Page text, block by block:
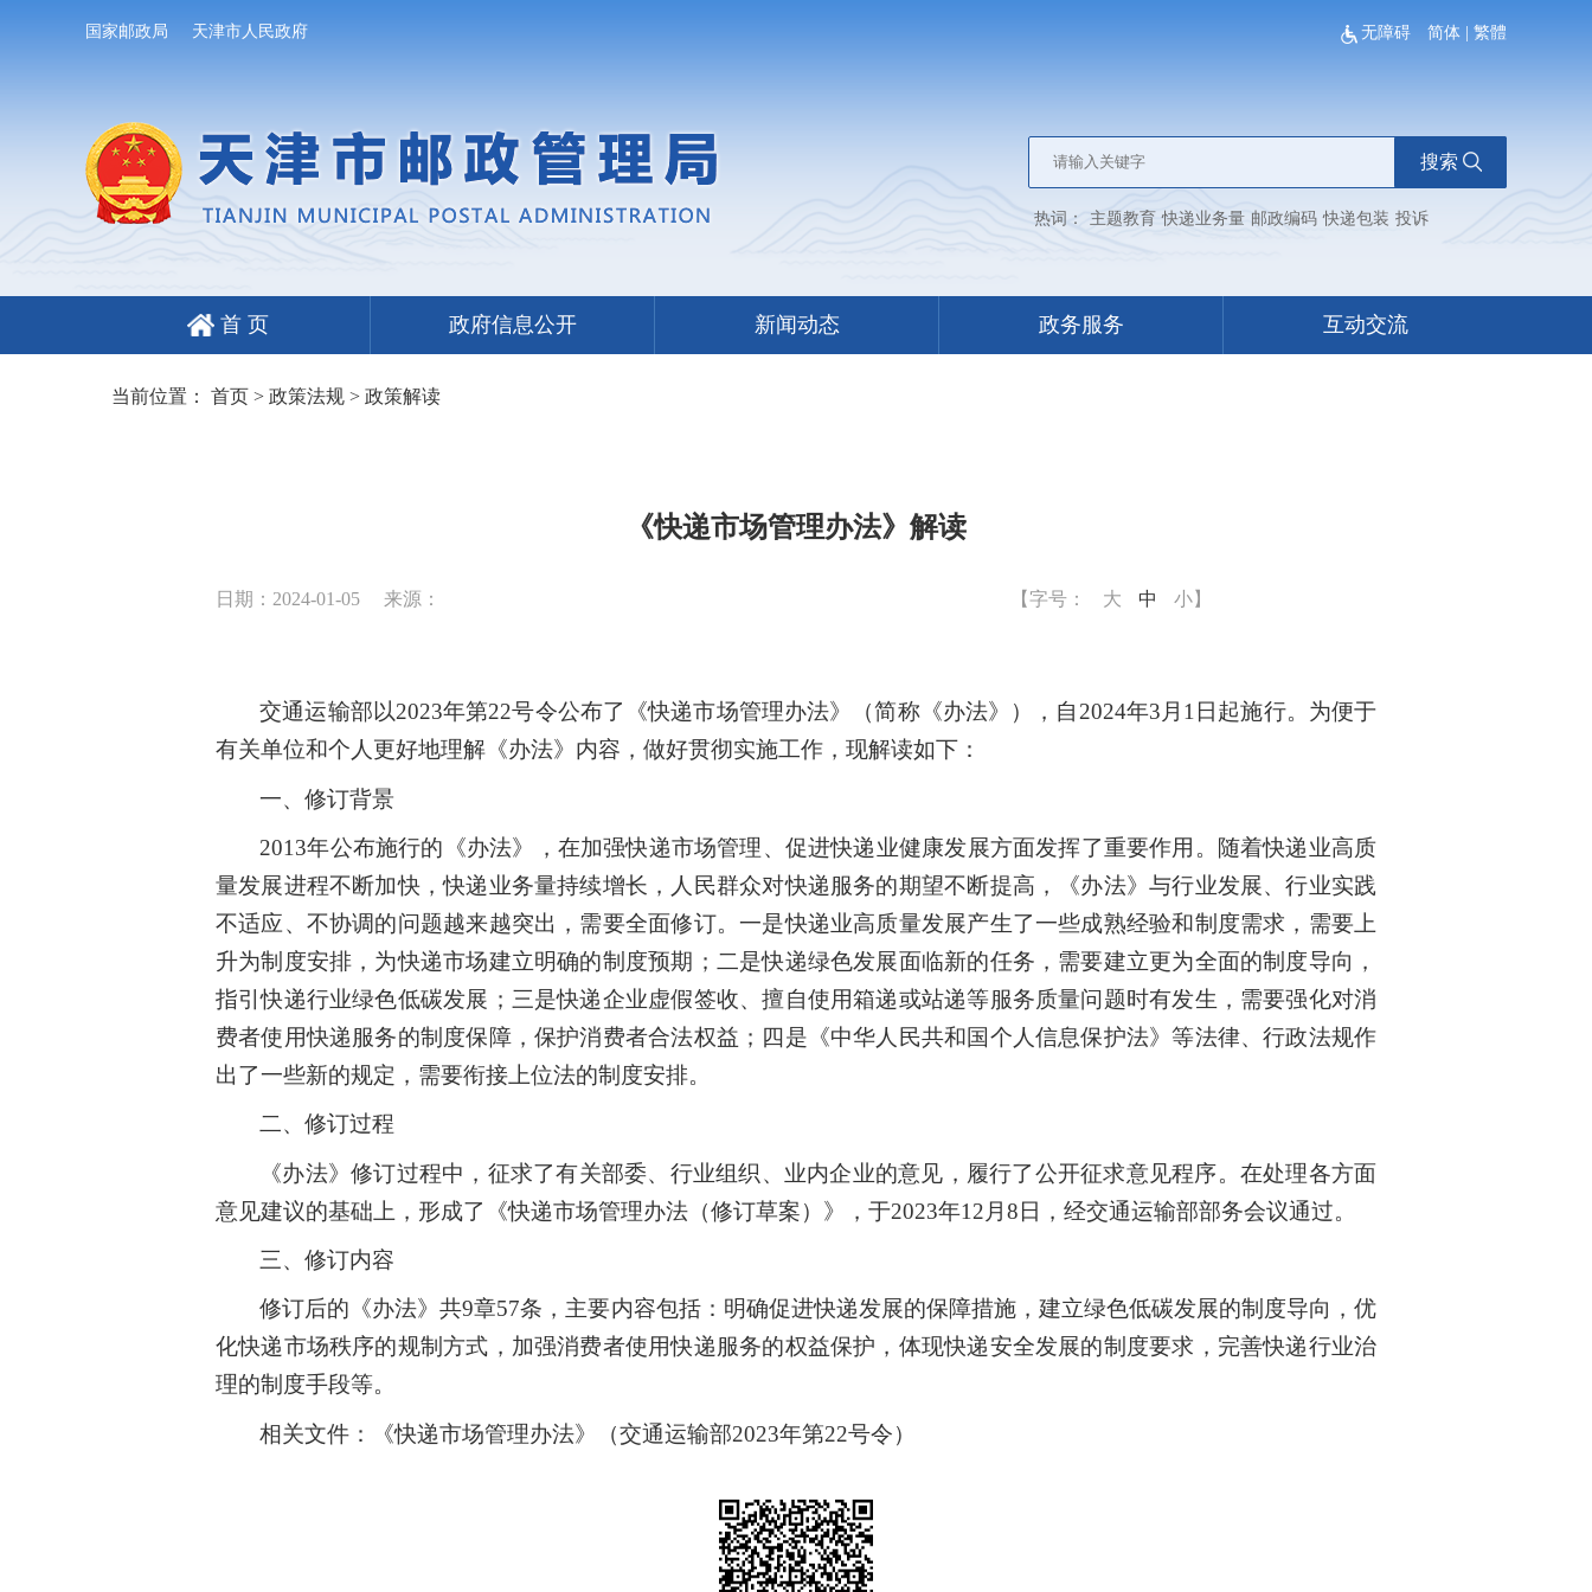
国家邮政局 天津市人民政府 无障碍 简体 繁體
搜索
热词： 主题教育 快递业务量 邮政编码 快递包装 投诉
首 页 政府信息公开 新闻动态 政务服务 互动交流
当前位置： 首页> 政策法规> 政策解读
《快递市场管理办法》解读
日期：2024-01-05 来源： 【字号： 大 中 小】
交通运输部以2023年第22号令公布了《快递市场管理办法》（简称《办法》），自2024年3月1日起施行。为便于
有关单位和个人更好地理解《办法》内容，做好贯彻实施工作，现解读如下：
一、修订背景
2013年公布施行的《办法》，在加强快递市场管理、促进快递业健康发展方面发挥了重要作用。随着快递业高质
量发展进程不断加快，快递业务量持续增长，人民群众对快递服务的期望不断提高，《办法》与行业发展、行业实践
不适应、不协调的问题越来越突出，需要全面修订。一是快递业高质量发展产生了一些成熟经验和制度需求，需要上
升为制度安排，为快递市场建立明确的制度预期；二是快递绿色发展面临新的任务，需要建立更为全面的制度导向，
指引快递行业绿色低碳发展；三是快递企业虚假签收、擅自使用箱递或站递等服务质量问题时有发生，需要强化对消
费者使用快递服务的制度保障，保护消费者合法权益；四是《中华人民共和国个人信息保护法》等法律、行政法规作
出了一些新的规定，需要衔接上位法的制度安排。
二、修订过程
《办法》修订过程中，征求了有关部委、行业组织、业内企业的意见，履行了公开征求意见程序。在处理各方面
意见建议的基础上，形成了《快递市场管理办法（修订草案）》，于2023年12月8日，经交通运输部部务会议通过。
三、修订内容
修订后的《办法》共9章57条，主要内容包括：明确促进快递发展的保障措施，建立绿色低碳发展的制度导向，优
化快递市场秩序的规制方式，加强消费者使用快递服务的权益保护，体现快递安全发展的制度要求，完善快递行业治
理的制度手段等。
相关文件： 《快递市场管理办法》（交通运输部2023年第22号令）